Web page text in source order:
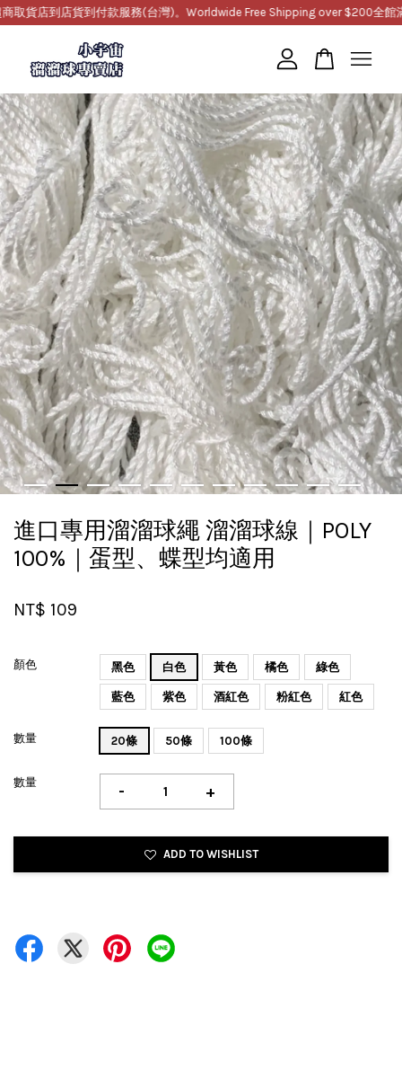
貨店到店貨到付款服務(台灣)。Worldwide Free Shipping over $200全館滿
進口專用溜溜球繩 溜溜球線｜POLY
100%｜蛋型、蝶型均適用
NT$ 109
顏色 黑色 白色 黃色 橘色 綠色
藍色 紫色 酒紅色 粉紅色 紅色
數量 20條 50條 100條
數量 - +
ADD TO WISHLIST
您的購物車目前還是空的。
繼續購物